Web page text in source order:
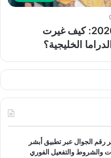
نجمات الشاشة الكويتية 2026: كيف غيرت
الخليجية؟
رقم الجوال عبر تطبيق أبشر